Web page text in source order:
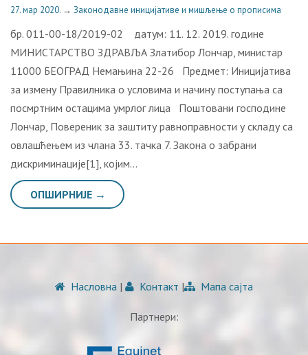
27. мар 2020. → Законодавне иницијативе и мишљење о прописима
бр. 011-00-18/2019-02 датум: 11. 12. 2019. године
МИНИСТАРСТВО ЗДРАВЉА Златибор Лончар, министар
11000 БЕОГРАД Немањина 22-26 Предмет: Иницијатива
за измену Правилника о условима и начину поступања са
посмртним остацима умрлог лица Поштовани господине
Лончар, Повереник за заштиту равноправности у складу са
овлашћењем из члана 33. тачка 7. Закона о забрани
дискриминације[1], којим…
ОПШИРНИЈЕ →
Насловна | Контакт | Мапа сајта
Партнери: